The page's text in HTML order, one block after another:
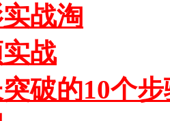
战淘
战
破的10个